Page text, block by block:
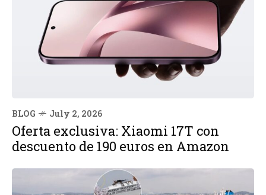
BLOG July 2, 2026
Oferta exclusiva: Xiaomi 17T con
descuento de 190 euros en Amazon